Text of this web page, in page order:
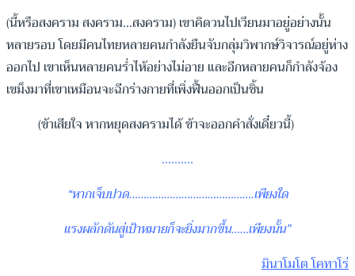
(นี้หรือสงคราม สงคราม…สงคราม) เขาคิดวนไปเวียนมาอยู่อย่างนั้น
หลายรอบ โดยมีคนไทยหลายคนกำลังยืนจับกลุ่มวิพากษ์วิจารณ์อยู่ห่าง
ออกไป เขาเห็นหลายคนร่ำไห้อย่างไม่อาย และอีกหลายคนก็กำลังจ้อง
เขม็งมาที่เขาเหมือนจะฉีกร่างกายที่เพิ่งฟื้นออกเป็นชิ้น
(ข้าเสียใจ หากหยุดสงครามได้ ข้าจะออกคำสั่งเดี๋ยวนี้)
……….
“หากเจ็บปวด…………………………………….เพียงใด
แรงผลักดันสู่เป้าหมายก็จะยิ่งมากขึ้น……เพียงนั้น”
มินาโมโต โคทาโร่